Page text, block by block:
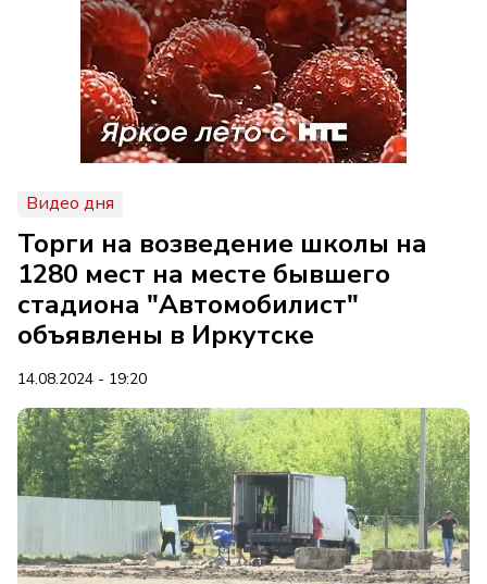
Видео дня
Торги на возведение школы на
1280 мест на месте бывшего
стадиона "Автомобилист"
объявлены в Иркутске
14.08.2024 - 19:20